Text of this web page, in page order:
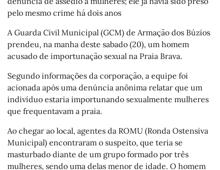
pelo mesmo crime há dois anos
A Guarda Civil Municipal (GCM) de Armação dos Búzios
prendeu, na manha deste sabado (20), um homem
acusado de importunação sexual na Praia Brava.
Segundo informações da corporação, a equipe foi
acionada após uma denúncia anônima relatar que um
indivíduo estaria importunando sexualmente mulheres
que frequentavam a praia.
Ao chegar ao local, agentes da ROMU (Ronda Ostensiva
Municipal) encontraram o suspeito, que teria se
masturbado diante de um grupo formado por três
mulheres, sendo uma delas menor de idade. O homem